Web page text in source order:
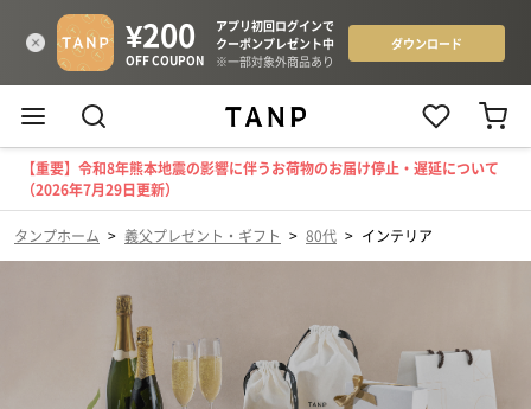
【重要】令和8年熊本地震の影響に伴うお荷物のお届け停止・遅延について
（2026年7月29日更新）
タンプホーム > 義父プレゼント・ギフト > 80代 > インテリア